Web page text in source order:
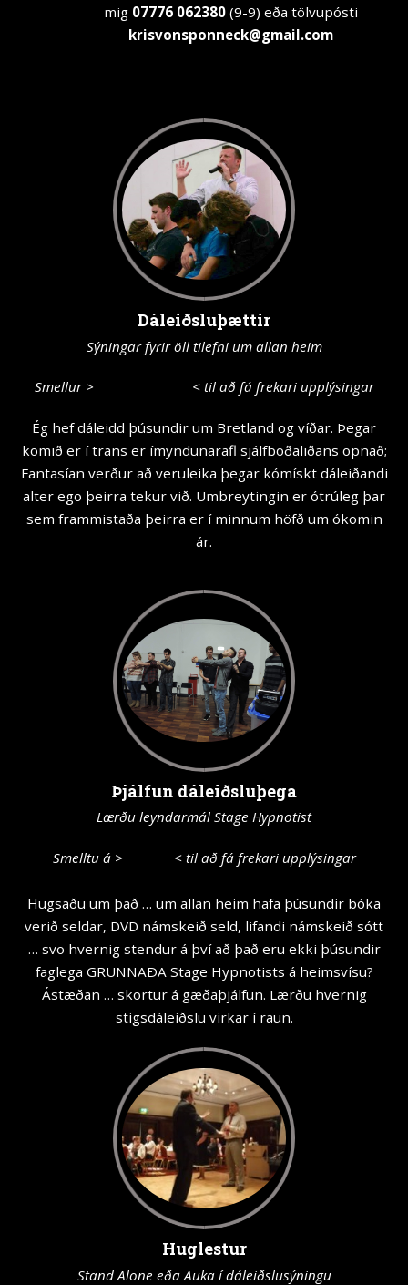
mig 07776 062380 (9-9) eða tölvupósti
krisvonsponneck@gmail.com
Dáleiðsluþættir
Sýningar fyrir öll tilefni um allan heim
Smellur> < til að fá frekari upplýsingar
Ég hef dáleidd þúsundir um Bretland og víðar. Þegar
komið er í trans er ímyndunarafl sjálfboðaliðans opnað;
Fantasían verður að veruleika þegar kómískt dáleiðandi
alter ego þeirra tekur við. Umbreytingin er ótrúleg þar
sem frammistaða þeirra er í minnum höfð um ókomin
ár.
Þjálfun dáleiðsluþega
Lærðu leyndarmál Stage Hypnotist
Smelltu á >Þjálfun < til að fá frekari upplýsingar
Hugsaðu um það … um allan heim hafa þúsundir bóka
verið seldar, DVD námskeið seld, lifandi námskeið sótt
… svo hvernig stendur á því að það eru ekki þúsundir
faglega GRUNNAÐA Stage Hypnotists á heimsvísu?
Ástæðan … skortur á gæðaþjálfun. Lærðu hvernig
stigsdáleiðslu virkar í raun.
Huglestur
Stand Alone eða Auka í dáleiðslusýningu